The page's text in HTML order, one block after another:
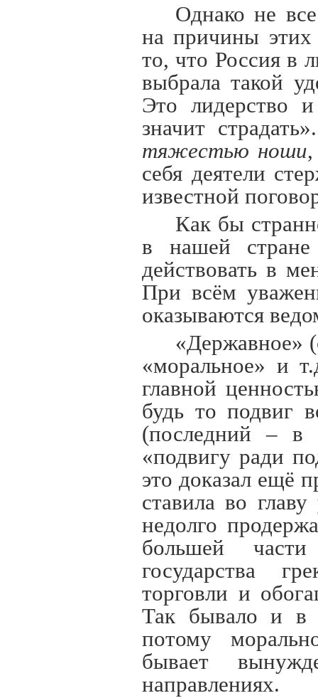
Однако не
на причины этих
то, что Россия в
выбрала такой
Это лидерство
значит
тяжестью ноши
себя деятели
известной
Как бы
в нашей стране
действовать в
При всём
оказываются
«Державное»
«моральное» и
главной
будь то подвиг
(последний – в
«подвигу ради
это доказал ещё
ставила во
недолго
большей
государства
торговли и
Так бывало и в
потому
бывает
направлениях.